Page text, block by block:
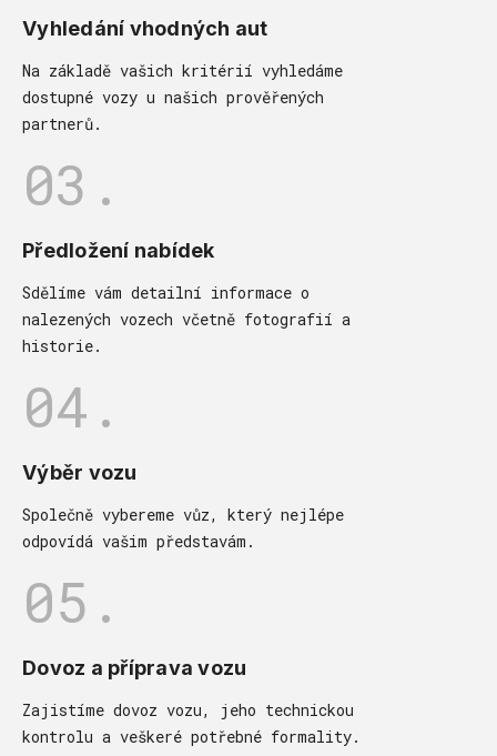
Vyhledání vhodných aut
Na základě vašich kritérií vyhledáme
dostupné vozy u našich prověřených
partnerů.
03.
Předložení nabídek
Sdělíme vám detailní informace o
nalezených vozech včetně fotografií a
historie.
04.
Výběr vozu
Společně vybereme vůz, který nejlépe
odpovídá vašim představám.
05.
Dovoz a příprava vozu
Zajistíme dovoz vozu, jeho technickou
kontrolu a veškeré potřebné formality.